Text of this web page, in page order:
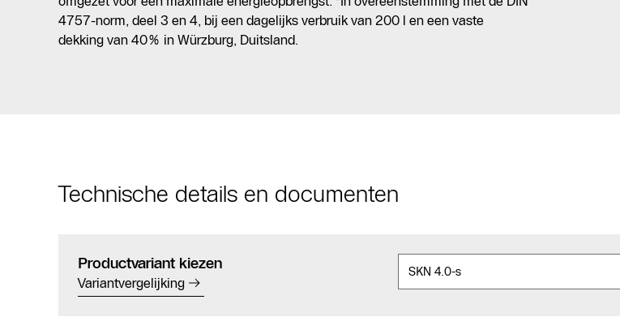
4757-norm, deel 3 en 4, bij een dagelijks verbruik van 200 l en een vaste
dekking van 40% in Würzburg, Duitsland.
Technische details en documenten
Productvariant kiezen
Variantvergelijking